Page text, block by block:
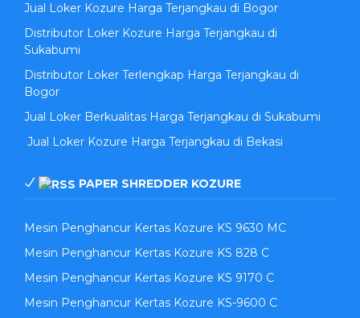
Jual Loker Kozure Harga Terjangkau di Bogor
Distributor Loker Kozure Harga Terjangkau di
Sukabumi
Distributor Loker Terlengkap Harga Terjangkau di
Bogor
Jual Loker Berkualitas Harga Terjangkau di Sukabumi
Jual Loker Kozure Harga Terjangkau di Bekasi
PAPER SHREDDER KOZURE
Mesin Penghancur Kertas Kozure KS 9630 MC
Mesin Penghancur Kertas Kozure KS 828 C
Mesin Penghancur Kertas Kozure KS 9170 C
Mesin Penghancur Kertas Kozure KS-9600 C